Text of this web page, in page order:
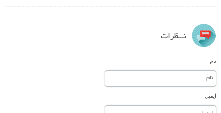
نـــظرات
نام
ایمیل